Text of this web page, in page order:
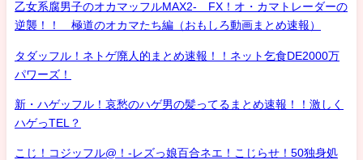
乙女系腐男子のオカマッフルMAX2- FX！オ・カマトレーダーの
逆襲！！ 極道のオカマたち編（おもしろ動画まとめ速報）
タダッフル！ネトゲ廃人的まとめ速報！！ネット乞食DE2000万
パワーズ！
新・ハゲッフル！哀愁のハゲ男の髪ってるまとめ速報！！激しく
ハゲっTEL？
こじ！コジッフル@！-レズっ娘百合ネエ！こじらせ！50独身処